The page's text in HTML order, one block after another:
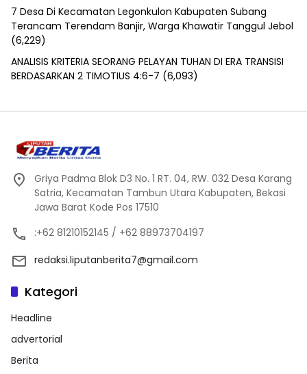
7 Desa Di Kecamatan Legonkulon Kabupaten Subang
Terancam Terendam Banjir, Warga Khawatir Tanggul Jebol
(6,229)
ANALISIS KRITERIA SEORANG PELAYAN TUHAN DI ERA TRANSISI
BERDASARKAN 2 TIMOTIUS 4:6-7 (6,093)
Griya Padma Blok D3 No. 1 RT. 04, RW. 032 Desa Karang
Satria, Kecamatan Tambun Utara Kabupaten, Bekasi
Jawa Barat Kode Pos 17510
:+62 81210152145 / +62 88973704197
redaksi.liputanberita7@gmail.com
Kategori
Headline
advertorial
Berita